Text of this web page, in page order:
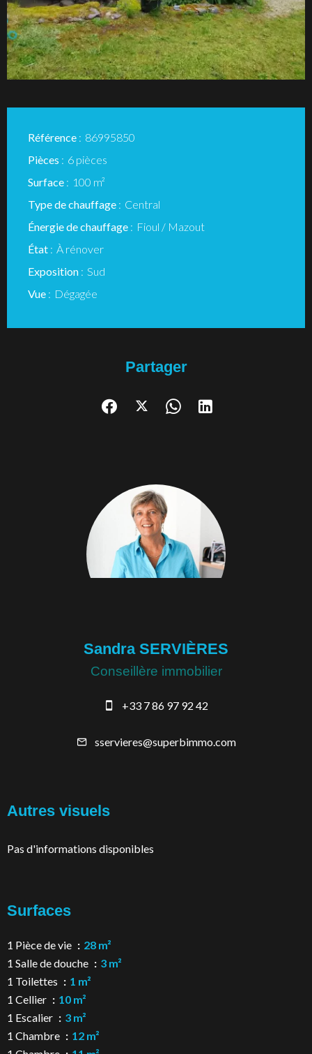
Référence
86995850
Pièces
6 pièces
Surface
100 m²
Type de chauffage
Central
Énergie de chauffage
Fioul / Mazout
État
À rénover
Exposition
Sud
Vue
Dégagée
Partager
Sandra SERVIÈRES
Conseillère immobilier
+33 7 86 97 92 42
sservieres@superbimmo.com
Autres visuels
Pas d'informations disponibles
Surfaces
1 Pièce de vie
28 m²
1 Salle de douche
3 m²
1 Toilettes
1 m²
1 Cellier
10 m²
1 Escalier
3 m²
1 Chambre
12 m²